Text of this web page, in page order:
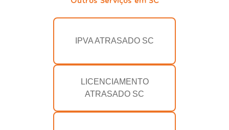
IPVA ATRASADO SC
LICENCIAMENTO
ATRASADO SC